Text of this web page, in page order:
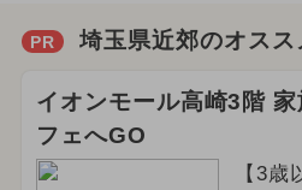
PR 埼玉県近郊のオスス
イオンモール高崎3階
フェへGO
【3